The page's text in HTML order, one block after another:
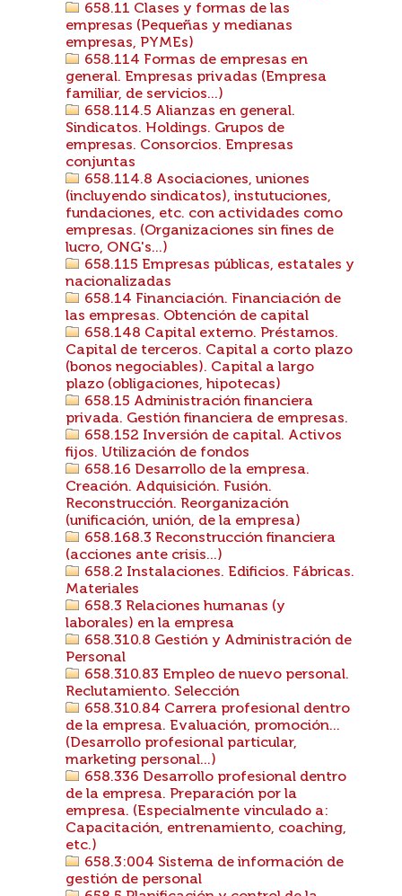
658.11 Clases y formas de las
empresas (Pequeñas y medianas
empresas, PYMEs)
658.114 Formas de empresas en
general. Empresas privadas (Empresa
familiar, de servicios...)
658.114.5 Alianzas en general.
Sindicatos. Holdings. Grupos de
empresas. Consorcios. Empresas
conjuntas
658.114.8 Asociaciones, uniones
(incluyendo sindicatos), instutuciones,
fundaciones, etc. con actividades como
empresas. (Organizaciones sin fines de
lucro, ONG's...)
658.115 Empresas públicas, estatales y
nacionalizadas
658.14 Financiación. Financiación de
las empresas. Obtención de capital
658.148 Capital externo. Préstamos.
Capital de terceros. Capital a corto plazo
(bonos negociables). Capital a largo
plazo (obligaciones, hipotecas)
658.15 Administración financiera
privada. Gestión financiera de empresas.
658.152 Inversión de capital. Activos
fijos. Utilización de fondos
658.16 Desarrollo de la empresa.
Creación. Adquisición. Fusión.
Reconstrucción. Reorganización
(unificación, unión, de la empresa)
658.168.3 Reconstrucción financiera
(acciones ante crisis...)
658.2 Instalaciones. Edificios. Fábricas.
Materiales
658.3 Relaciones humanas (y
laborales) en la empresa
658.310.8 Gestión y Administración de
Personal
658.310.83 Empleo de nuevo personal.
Reclutamiento. Selección
658.310.84 Carrera profesional dentro
de la empresa. Evaluación, promoción...
(Desarrollo profesional particular,
marketing personal...)
658.336 Desarrollo profesional dentro
de la empresa. Preparación por la
empresa. (Especialmente vinculado a:
Capacitación, entrenamiento, coaching,
etc.)
658.3:004 Sistema de información de
gestión de personal